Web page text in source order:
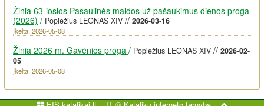
Žinia 63-iosios Pasaulinės maldos už pašaukimus dienos proga
(2026) / Popiežius LEONAS XIV // 2026-03-16
Įkelta: 2026-05-08
Žinia 2026 m. Gavėnios proga / Popiežius LEONAS XIV // 2026-02-
05
Įkelta: 2026-05-08